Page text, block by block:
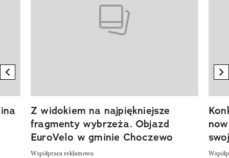
previous element
Z widokiem na najpiękniejsze
fragmenty wybrzeża. Objazd
EuroVelo w gminie Choczewo
Współpraca reklamowa